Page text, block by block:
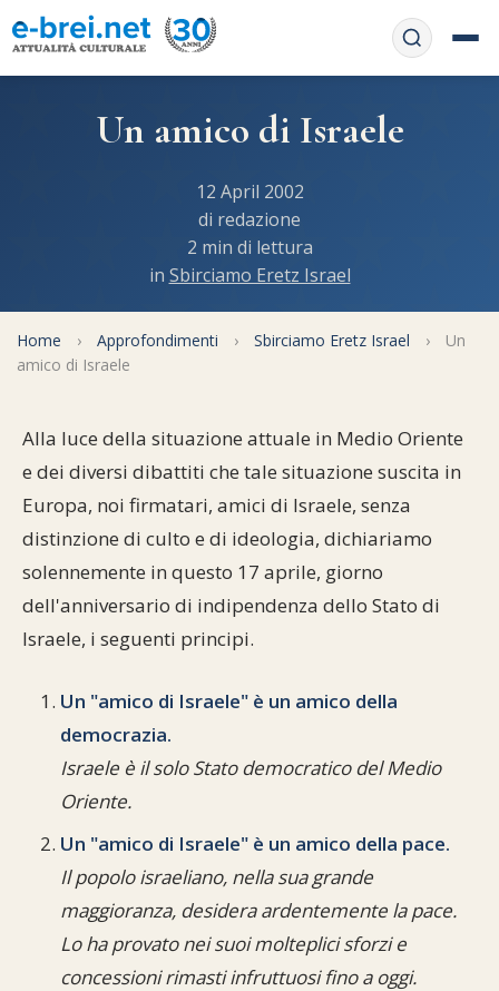
APP web
Informativa Privacy
Libri di preghiera
Regole di Halachà
La tradizione orale
Documenti storici
Servizi on-
line
Orari di Shabbat
Convertitore di date
Vendita del chametz
F.A.Q.
Mappa del sito
Cucina tipica
Perle dal Talmud
Umorismo e simpatia
Approfondimenti
Cultura e società
Aspetti di vita ebraica
Storia millenaria
Personaggi celebri
Sbirciamo Eretz Israel
Tanach
La Legge Orale
Il Talmud in italiano
Opere di Maimonide
Partecipa Comunità ebraiche
Mangiare casher
Turismo in Italia
Parliamone
Collegamenti utili
Scambio di link
Dal nostro archivio
Un amico di Israele
12 April 2002
di redazione
2 min di lettura
in Sbirciamo Eretz Israel
Home › Approfondimenti › Sbirciamo Eretz Israel ›
Un
amico di Israele
Alla luce della situazione attuale in Medio Oriente
e dei diversi dibattiti che tale situazione suscita in
Europa, noi firmatari, amici di Israele, senza
distinzione di culto e di ideologia, dichiariamo
solennemente in questo 17 aprile, giorno
dell'anniversario di indipendenza dello Stato di
Israele, i seguenti principi.
Un "amico di Israele" è un amico della
democrazia.
Israele è il solo Stato democratico del Medio
Oriente.
Un "amico di Israele" è un amico della pace.
Il popolo israeliano, nella sua grande
maggioranza, desidera ardentemente la pace.
Lo ha provato nei suoi molteplici sforzi e
concessioni rimasti infruttuosi fino a oggi.